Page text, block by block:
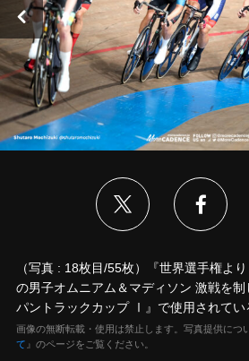
（写真 : 18枚目/55枚）『世界選手権よ
の男子オムニアム＆マディソン 激戦を
パントラックカップ Ⅰ』で使用されてい
画像の無断転載・使用は禁止します。写真提供につ
て 』のページをご覧ください。